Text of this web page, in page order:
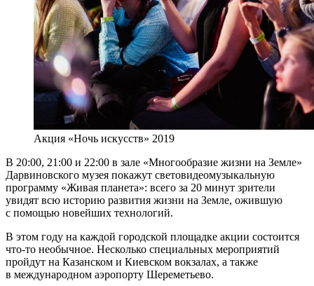
Акция «Ночь искусств» 2019
В 20:00, 21:00 и 22:00 в зале «Многообразие жизни на Земле»
Дарвиновского музея покажут световидеомузыкальную
программу «Живая планета»: всего за 20 минут зрители
увидят всю историю развития жизни на Земле, ожившую
с помощью новейших технологий.
В этом году на каждой городской площадке акции состоится
что-то необычное. Несколько специальных мероприятий
пройдут на Казанском и Киевском вокзалах, а также
в международном аэропорту Шереметьево.